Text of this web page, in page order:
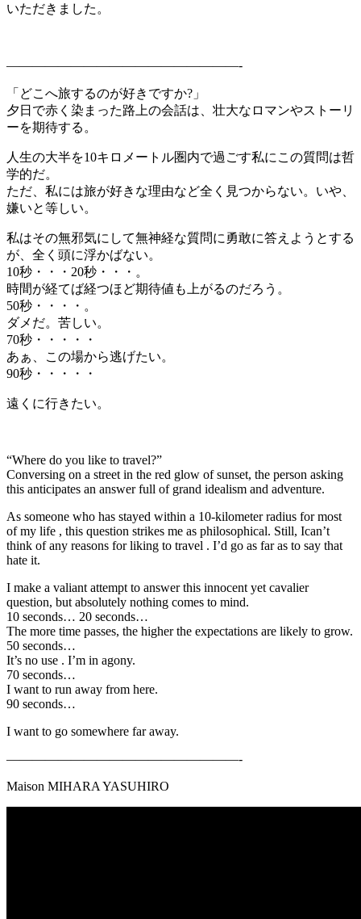
いただきました。
——————————————————-
「どこへ旅するのが好きですか?」
夕日で赤く染まった路上の会話は、壮大なロマンやストーリ
ーを期待する。
人生の大半を10キロメートル圏内で過ごす私にこの質問は哲
学的だ。
ただ、私には旅が好きな理由など全く見つからない。いや、
嫌いと等しい。
私はその無邪気にして無神経な質問に勇敢に答えようとする
が、全く頭に浮かばない。
10秒・・・20秒・・・。
時間が経てば経つほど期待値も上がるのだろう。
50秒・・・・。
ダメだ。苦しい。
70秒・・・・・
あぁ、この場から逃げたい。
90秒・・・・・
遠くに行きたい。
“Where do you like to travel?”
Conversing on a street in the red glow of sunset, the person asking
this anticipates an answer full of grand idealism and adventure.
As someone who has stayed within a 10-kilometer radius for most
of my life , this question strikes me as philosophical. Still, Ican’t
think of any reasons for liking to travel . I’d go as far as to say that
hate it.
I make a valiant attempt to answer this innocent yet cavalier
question, but absolutely nothing comes to mind.
10 seconds… 20 seconds…
The more time passes, the higher the expectations are likely to grow.
50 seconds…
It’s no use . I’m in agony.
70 seconds…
I want to run away from here.
90 seconds…
I want to go somewhere far away.
——————————————————-
Maison MIHARA YASUHIRO